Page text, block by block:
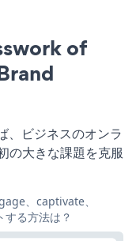
of
ビジネスのオンラ
の大きな課題を克服
、captivate、
る方法は？